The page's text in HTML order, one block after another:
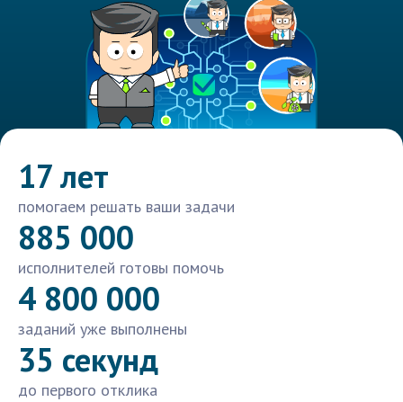
17 лет
помогаем решать ваши задачи
885 000
исполнителей готовы помочь
4 800 000
заданий уже выполнены
35 секунд
до первого отклика